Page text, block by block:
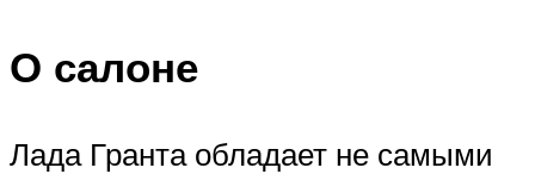
О салоне
Лада Гранта обладает не самыми